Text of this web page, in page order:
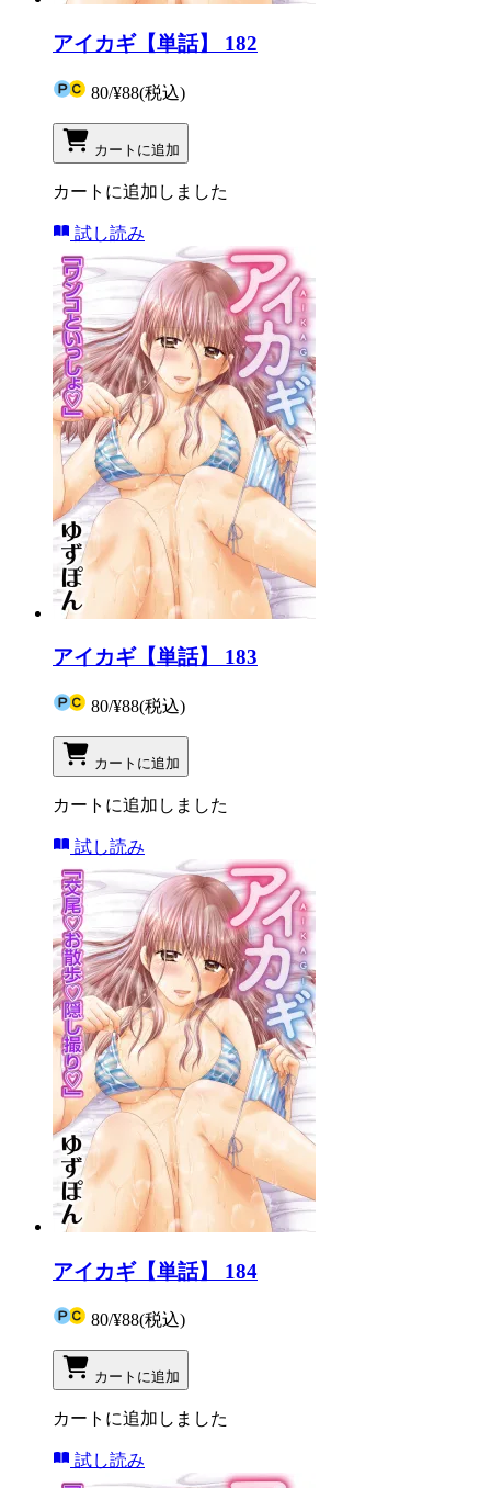
アイカギ【単話】 182
80/¥88(税込)
カートに追加
カートに追加しました
試し読み
アイカギ【単話】 183
80/¥88(税込)
カートに追加
カートに追加しました
試し読み
アイカギ【単話】 184
80/¥88(税込)
カートに追加
カートに追加しました
試し読み